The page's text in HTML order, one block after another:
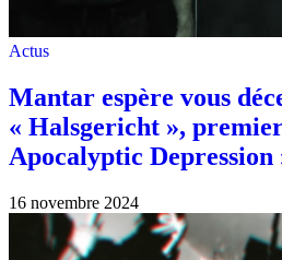
Actus
Mantar espère vous
« Halsgericht »,
Apocalyptic Depression
16 novembre 2024